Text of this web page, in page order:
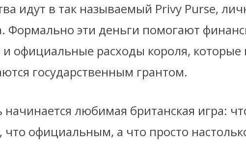
идут в так называемый Privy Purse,
Формально эти деньги помогают
и официальные расходы короля, которые
государственным грантом.
начинается любимая британская игра:
официальным, а что просто